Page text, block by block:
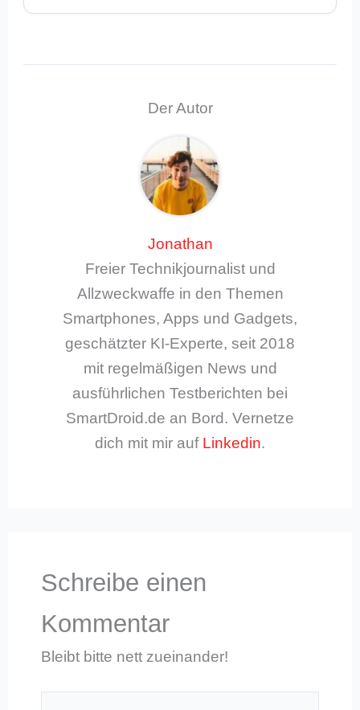
Der Autor
Jonathan
Freier Technikjournalist und
Allzweckwaffe in den Themen
Smartphones, Apps und Gadgets,
geschätzter KI-Experte, seit 2018
mit regelmäßigen News und
ausführlichen Testberichten bei
SmartDroid.de an Bord. Vernetze
dich mit mir auf Linkedin.
Schreibe einen
Kommentar
Bleibt bitte nett zueinander!